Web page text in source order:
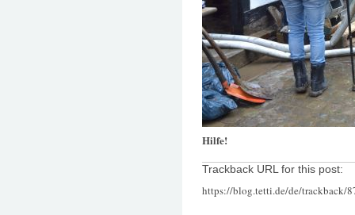
Hilfe!
Trackback URL for this post:
https://blog.tetti.de/de/trackback/